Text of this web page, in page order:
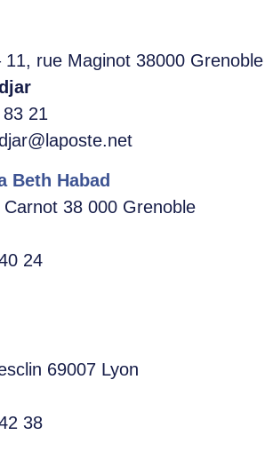
11, rue Maginot 38000 Grenoble
21
Beth Habad
38 000 Grenoble
24
69007 Lyon
38